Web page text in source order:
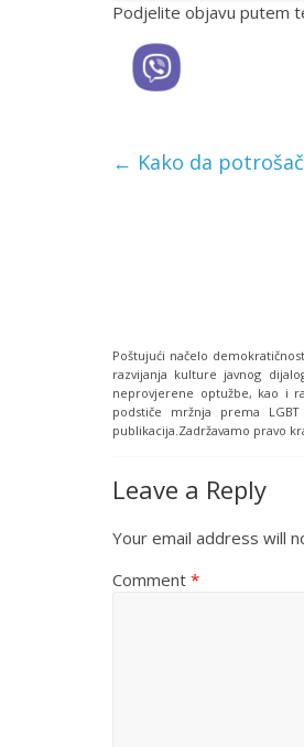
Podjelite objavu putem
← Kako da
Poštujući načelo
razvijanja kulture javnog
neprovjerene optužbe, kao i
podstiče mržnja prema
publikacija.Zadržavamo pravo
Leave a Reply
Your email address will
Comment *